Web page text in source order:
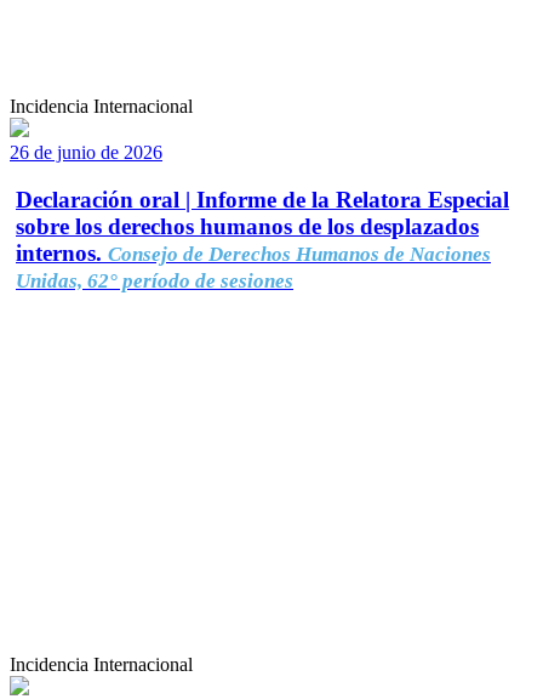
Incidencia Internacional
26 de junio de 2026
Declaración oral | Informe de la Relatora Especial
sobre los derechos humanos de los desplazados
internos. Consejo de Derechos Humanos de Naciones
Unidas, 62° período de sesiones
Incidencia Internacional